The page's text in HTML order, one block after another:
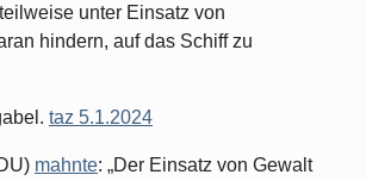
unter Einsatz von
hindern, auf das Schiff zu
taz 5.1.2024
mahnte: „Der Einsatz von Gewalt